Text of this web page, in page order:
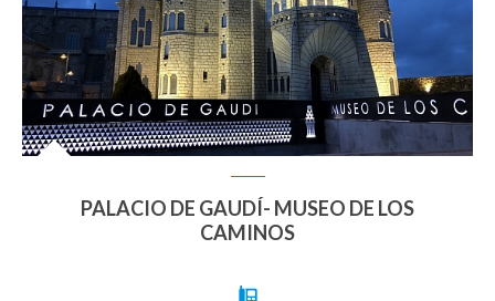
PALACIO DE GAUDÍ- MUSEO DE LOS
CAMINOS